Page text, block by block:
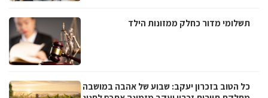
תשלומי מדור כחלק ממזונות הילד
כל הטוב בזכרון יעקב: שבוע של אהבה במושבה